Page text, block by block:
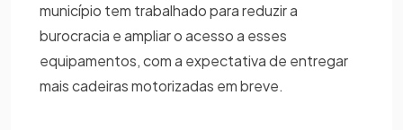
município tem trabalhado para reduzir a
burocracia e ampliar o acesso a esses
equipamentos, com a expectativa de entregar
mais cadeiras motorizadas em breve.